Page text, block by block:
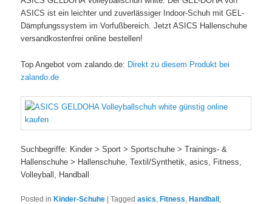
ASICS ist ein leichter und zuverlässiger Indoor-Schuh mit GEL-
Dämpfungssystem im Vorfußbereich. Jetzt ASICS Hallenschuhe
versandkostenfrei online bestellen!
Top Angebot vom zalando.de: Direkt zu diesem Produkt bei
zalando.de
Suchbegriffe: Kinder > Sport > Sportschuhe > Trainings- &
Hallenschuhe > Hallenschuhe, Textil/Synthetik, asics, Fitness,
Volleyball, Handball
Posted in Kinder-Schuhe |Tagged asics, Fitness, Handball ,